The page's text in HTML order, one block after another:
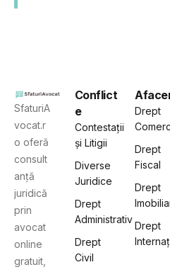
SfaturiA
vocat.r
o oferă
consult
anță
juridică
prin
avocat
online
gratuit,
Conflict
e
Contestații
și Litigii
Diverse
Juridice
Drept
Administrativ
Drept
Civil
Drept
Drept
Fiscal
Drept
Drept